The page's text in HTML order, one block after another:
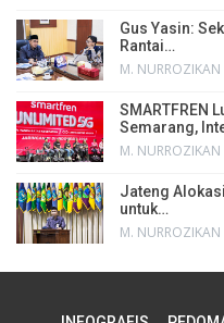
Gus Yasin:
Rantai…
M. NURROZIKAN
SMARTFREN
Semarang,
M. NURROZIKAN
Jateng
untuk…
M. NURROZIKAN